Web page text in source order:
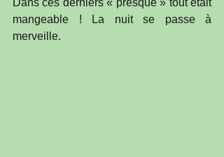
Dans ces derniers « presque » tout était
mangeable ! La nuit se passe à
merveille.